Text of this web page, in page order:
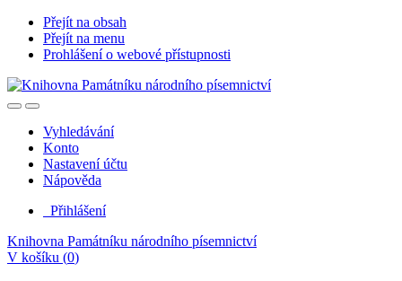
Přejít na obsah
Přejít na menu
Prohlášení o webové přístupnosti
Vyhledávání
Konto
Nastavení účtu
Nápověda
Přihlášení
Knihovna Památníku národního písemnictví
V košíku (0)